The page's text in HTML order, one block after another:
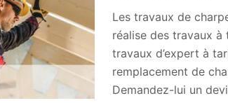
Les travaux de
réalise des travaux à
travaux d’expert à
remplacement de
Demandez-lui un